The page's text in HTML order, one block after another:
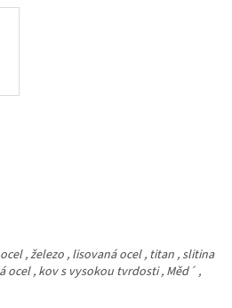
, železo , lisovaná ocel , titan , slitina
ocel , kov s vysokou tvrdosti , Měd´ ,